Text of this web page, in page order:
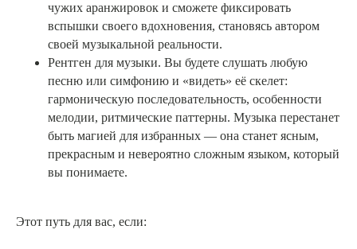
чужих аранжировок и сможете фиксировать
вспышки своего вдохновения, становясь автором
своей музыкальной реальности.
Рентген для музыки. Вы будете слушать любую
песню или симфонию и «видеть» её скелет:
гармоническую последовательность, особенности
мелодии, ритмические паттерны. Музыка перестанет
быть магией для избранных — она станет ясным,
прекрасным и невероятно сложным языком, который
вы понимаете.
Этот путь для вас, если: